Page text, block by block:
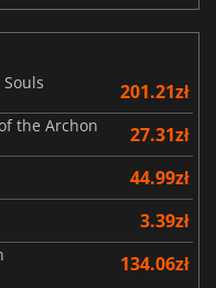
201.21zł
the Archon 27.31zł
44.99zł
3.39zł
134.06zł